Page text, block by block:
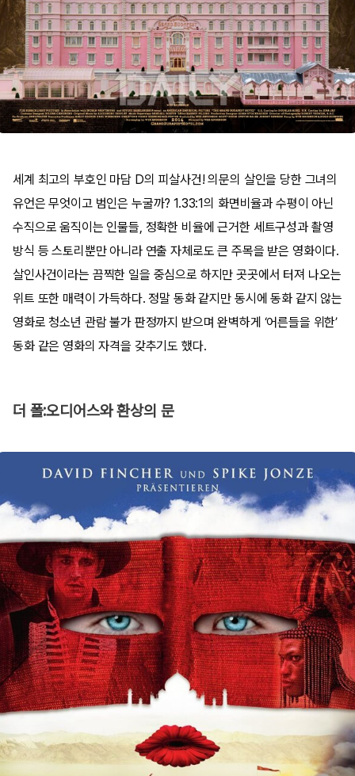
세계 최고의 부호인 마담 D의 피살사건! 의문의 살인을 당한 그녀의
유언은 무엇이고 범인은 누굴까? 1.33:1의 화면비율과 수평이 아닌
수직으로 움직이는 인물들, 정확한 비율에 근거한 세트구성과 촬영
방식 등 스토리뿐만 아니라 연출 자체로도 큰 주목을 받은 영화이다.
살인사건이라는 끔찍한 일을 중심으로 하지만 곳곳에서 터져 나오는
위트 또한 매력이 가득하다. 정말 동화 같지만 동시에 동화 같지 않는
영화로 청소년 관람 불가 판정까지 받으며 완벽하게 ‘어른들을 위한’
동화 같은 영화의 자격을 갖추기도 했다.
더 폴:오디어스와 환상의 문